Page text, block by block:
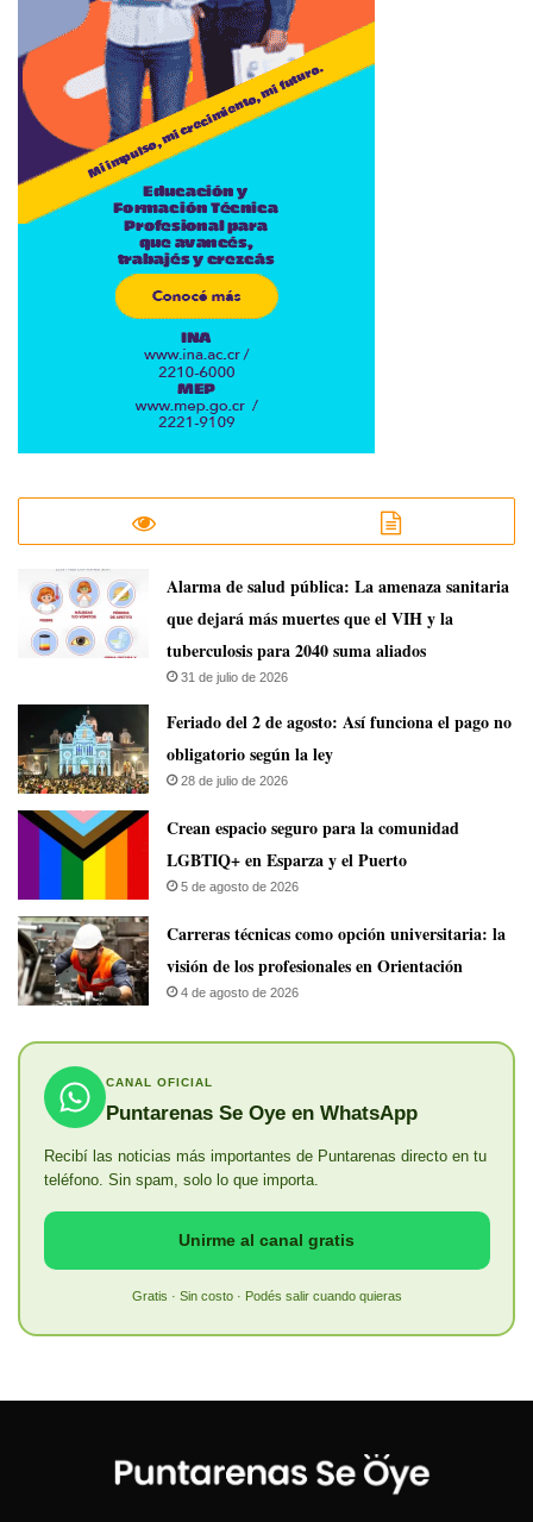
​Alarma de salud pública: La amenaza sanitaria
que dejará más muertes que el VIH y la
tuberculosis para 2040 suma aliados
31 de julio de 2026
Feriado del 2 de agosto: Así funciona el pago no
obligatorio según la ley
28 de julio de 2026
Crean espacio seguro para la comunidad
LGBTIQ+ en Esparza y el Puerto
5 de agosto de 2026
Carreras técnicas como opción universitaria: la
visión de los profesionales en Orientación
4 de agosto de 2026
CANAL OFICIAL
Puntarenas Se Oye en WhatsApp
Recibí las noticias más importantes de Puntarenas directo en tu
teléfono. Sin spam, solo lo que importa.
Unirme al canal gratis
Gratis · Sin costo · Podés salir cuando quieras